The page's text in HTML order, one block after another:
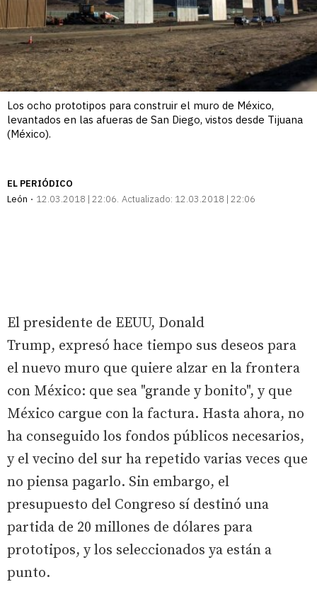
Los ocho prototipos para construir el muro de México,
levantados en las afueras de San Diego, vistos desde Tijuana
(México).
EL PERIÓDICO
León
12.03.2018 | 22:06 Actualizado: 12.03.2018 | 22:06
El presidente de EEUU, Donald
Trump, expresó hace tiempo sus deseos para
el nuevo muro que quiere alzar en la frontera
con México: que sea "grande y bonito", y que
México cargue con la factura. Hasta ahora, no
ha conseguido los fondos públicos necesarios,
y el vecino del sur ha repetido varias veces que
no piensa pagarlo. Sin embargo, el
presupuesto del Congreso sí destinó una
partida de 20 millones de dólares para
prototipos, y los seleccionados ya están a
punto.